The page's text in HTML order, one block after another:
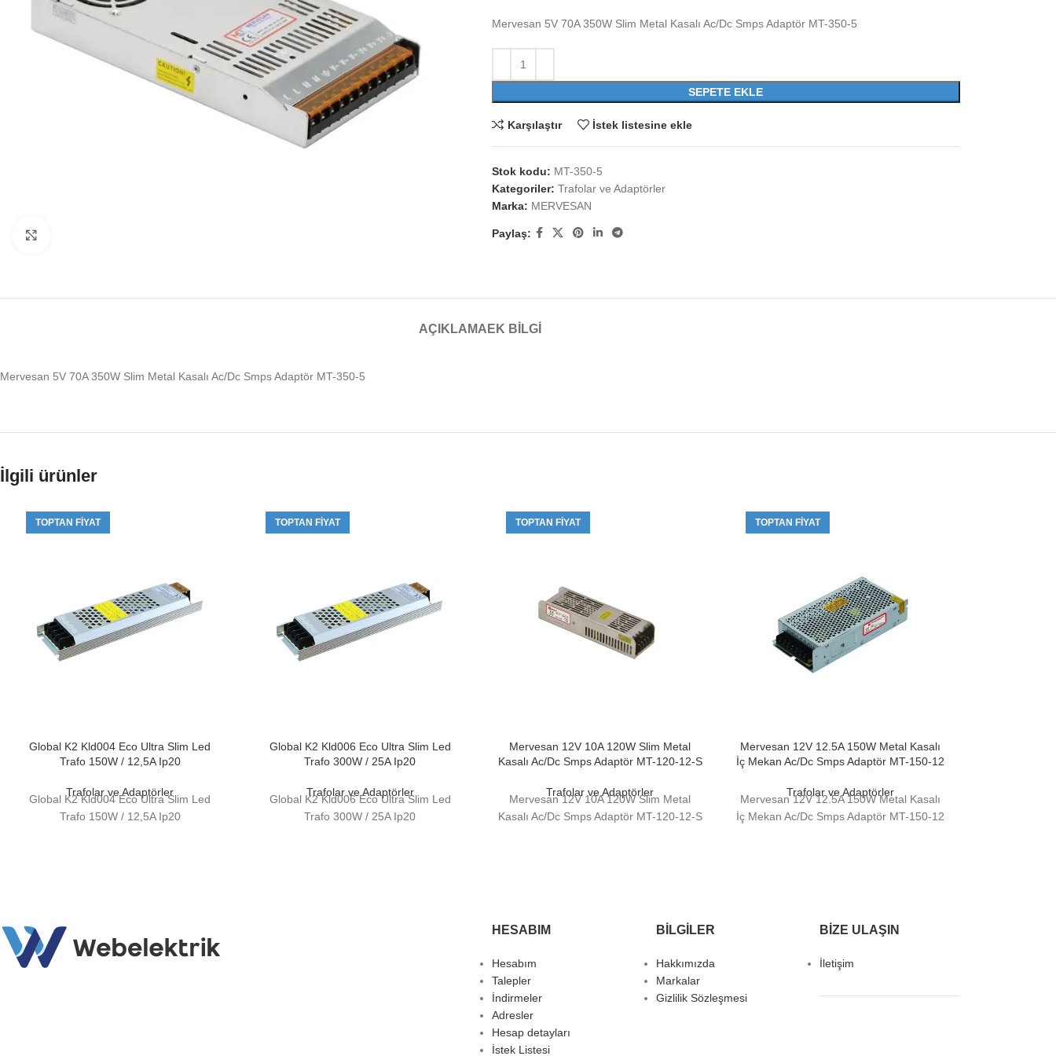
Mervesan 5V 70A 350W Slim Metal Kasalı Ac/Dc Smps Adaptör MT-350-5
SEPETE EKLE
Karşılaştır İstek listesine ekle
Stok kodu: MT-350-5
Kategoriler: Trafolar ve Adaptörler
Marka: MERVESAN
Paylaş:
AÇIKLAMA EK BILGI
Mervesan 5V 70A 350W Slim Metal Kasalı Ac/Dc Smps Adaptör MT-350-5
İlgili ürünler
TOPTAN FIYAT
Global K2 Kld004 Eco Ultra Slim Led
Trafo 150W / 12,5A Ip20
Trafolar ve Adaptörler
Global K2 Kld004 Eco Ultra Slim Led
Trafo 150W / 12,5A Ip20
TOPTAN FIYAT
Global K2 Kld006 Eco Ultra Slim Led
Trafo 300W / 25A Ip20
Trafolar ve Adaptörler
Global K2 Kld006 Eco Ultra Slim Led
Trafo 300W / 25A Ip20
TOPTAN FIYAT
Mervesan 12V 10A 120W Slim Metal
Kasalı Ac/Dc Smps Adaptör MT-120-12-S
Trafolar ve Adaptörler
Mervesan 12V 10A 120W Slim Metal
Kasalı Ac/Dc Smps Adaptör MT-120-12-S
TOPTAN FIYAT
Mervesan 12V 12.5A 150W Metal Kasalı
İç Mekan Ac/Dc Smps Adaptör MT-150-12
Trafolar ve Adaptörler
Mervesan 12V 12.5A 150W Metal Kasalı
İç Mekan Ac/Dc Smps Adaptör MT-150-12
HESABIM
Hesabım
Talepler
İndirmeler
Adresler
Hesap detayları
İstek Listesi
BILGILER
Hakkımızda
Markalar
Gizlilik Sözleşmesi
BIZE ULAŞIN
İletişim